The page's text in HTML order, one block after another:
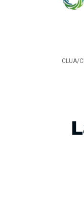
CLUA/